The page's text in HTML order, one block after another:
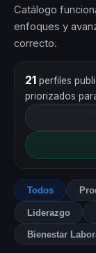
Catálogo
enfoques y
correcto.
21 perfiles
priorizados
Todos
Liderazgo
Bienestar